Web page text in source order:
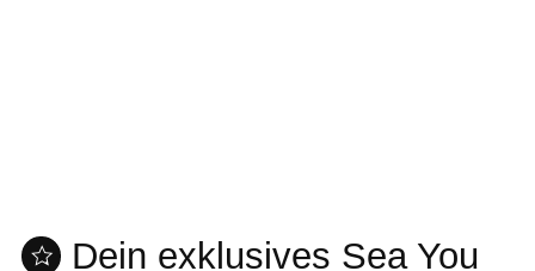
Dein exklusives Sea You